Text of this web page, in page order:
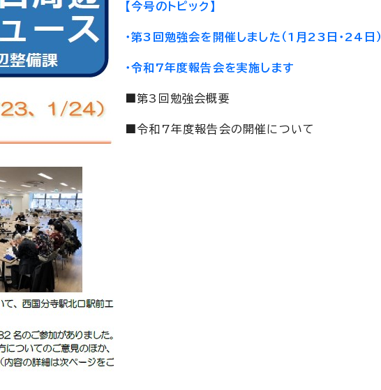
【今号のトピック】
・第3回勉強会を開催しました（1月23日・24日）
・令和7年度報告会を実施します
■第3回勉強会概要
■令和7年度報告会の開催について